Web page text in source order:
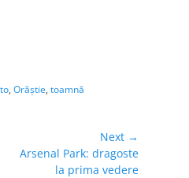
, Orăştie, toamnă
Next →
Next
Arsenal Park: dragoste
la prima vedere